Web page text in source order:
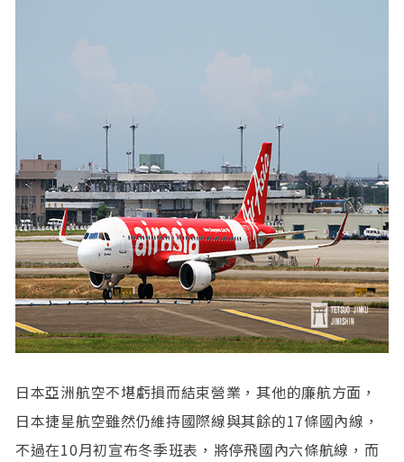
日本亞洲航空不堪虧損而結束營業，其他的廉航方面，
日本捷星航空雖然仍維持國際線與其餘的17條國內線，
不過在10月初宣布冬季班表，將停飛國內六條航線，而